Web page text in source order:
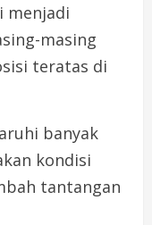
menjadi
masing
teratas di
banyak
kondisi
tantangan